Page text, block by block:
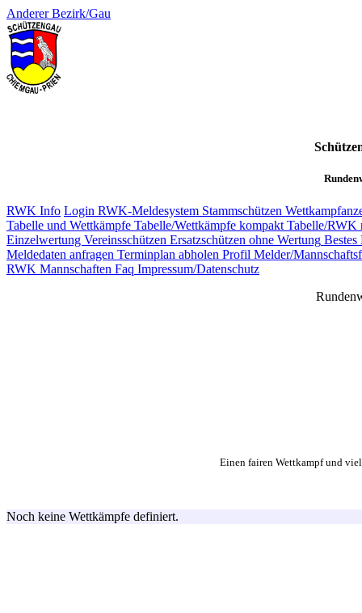
Anderer Bezirk/Gau
RWK Info Login RWK-Meldesystem Stammschützen
Tabelle und Wettkämpfe Tabelle/Wettkämpfe kompakt Tabelle/RWK
Einzelwertung Vereinsschützen Ersatzschützen ohne Wertung Bestes
Meldedaten anfragen Terminplan abholen Profil Melder/
RWK Mannschaften Faq Impressum/Datenschutz
Einen fairen Wettkampf und
Noch keine Wettkämpfe definiert.